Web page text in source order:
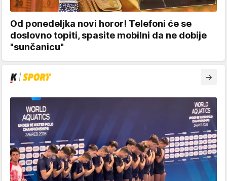
Od ponedeljka novi horor! Telefoni će se
doslovno topiti, spasite mobilni da ne dobije
"sunčanicu"